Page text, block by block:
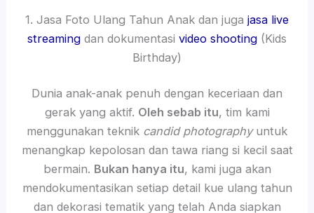
1. Jasa Foto Ulang Tahun Anak dan juga jasa live
streaming dan dokumentasi video shooting (Kids
Birthday)
Dunia anak-anak penuh dengan keceriaan dan
gerak yang aktif. Oleh sebab itu, tim kami
menggunakan teknik candid photographyuntuk
menangkap kepolosan dan tawa riang si kecil saat
bermain. Bukan hanya itu, kami juga akan
mendokumentasikan setiap detail kue ulang tahun
dan dekorasi tematik yang telah Anda siapkan